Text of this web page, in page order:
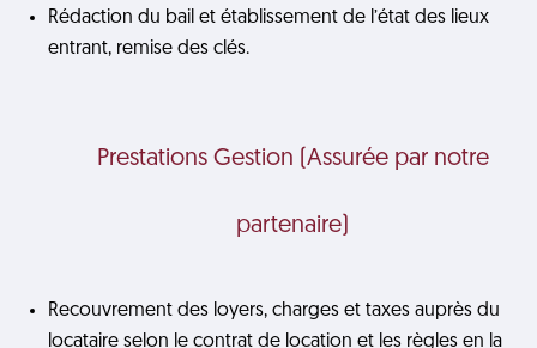
Rédaction du bail et établissement de l’état des lieux
entrant, remise des clés.
Prestations Gestion (Assurée par notre
partenaire)
Recouvrement des loyers, charges et taxes auprès du
locataire selon le contrat de location et les règles en la